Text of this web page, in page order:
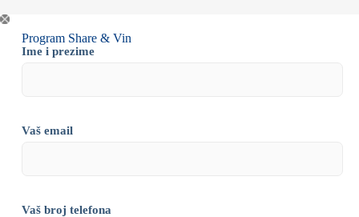
Program Share & Vin
Ime i prezime
Vaš email
Vaš broj telefona